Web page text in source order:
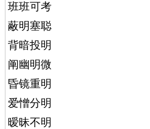
班班可考
蔽明塞聪
背暗投明
阐幽明微
昏镜重明
爱憎分明
暧昧不明